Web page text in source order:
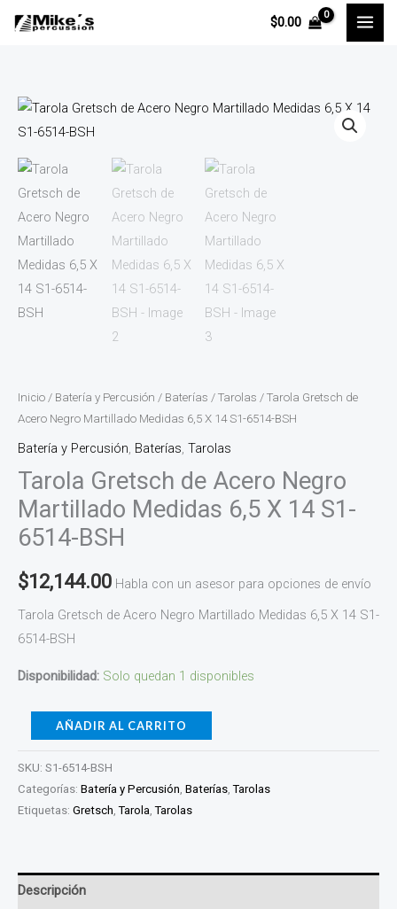
$0.00
Inicio / Batería y Percusión / Baterías / Tarolas / Tarola Gretsch de
Acero Negro Martillado Medidas 6,5 X 14 S1-6514-BSH
Batería y Percusión, Baterías, Tarolas
Tarola Gretsch de Acero Negro
Martillado Medidas 6,5 X 14 S1-
6514-BSH
$12,144.00 Habla con un asesor para opciones de envío
Tarola Gretsch de Acero Negro Martillado Medidas 6,5 X 14 S1-
6514-BSH
Disponibilidad: Solo quedan 1 disponibles
Tarola
Gretsch
de
Acero
Negro
Martillado
Medidas
6,5
X
14
BSH
cantidad
AÑADIR AL CARRITO
SKU: S1-6514-BSH
Categorías: Batería y Percusión Baterías ,Tarolas
Etiquetas: Gretsch ,Tarola ,Tarolas
Descripción